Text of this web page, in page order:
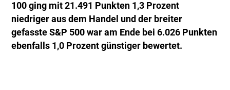
100 ging mit 21.491 Punkten 1,3 Prozent
niedriger aus dem Handel und der breiter
gefasste S&P 500 war am Ende bei 6.026 Punkten
ebenfalls 1,0 Prozent günstiger bewertet.